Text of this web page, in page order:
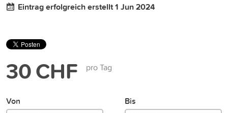
Eintrag erfolgreich erstellt 1 Jun 2024
30 CHF pro Tag
Von Bis